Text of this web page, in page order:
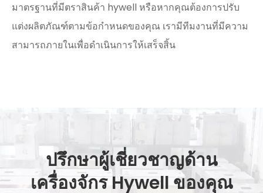
มาตรฐานที่มีตราสินค้า hywell หรือหากคุณต้องการปรับ
แต่งผลิตภัณฑ์ตามข้อกำหนดของคุณ เรามีทีมงานที่มีความ
สามารถภายในเพื่อดำเนินการให้เสร็จสิ้น
ปรึกษาผู้เชี่ยวชาญด้าน
เครื่องจักร Hywell ของคุณ